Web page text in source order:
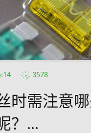
3578
时需注意
？...